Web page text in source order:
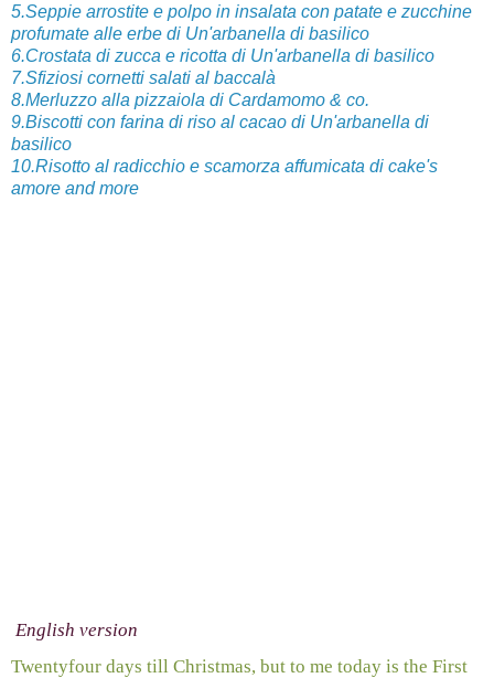
5.Seppie arrostite e polpo in insalata con patate e zucchine
profumate alle erbe di Un'arbanella di basilico
6.Crostata di zucca e ricotta di Un'arbanella di basilico
7.Sfiziosi cornetti salati al baccalà
8.Merluzzo alla pizzaiola di Cardamomo & co.
9.Biscotti con farina di riso al cacao di Un'arbanella di
basilico
10.Risotto al radicchio e scamorza affumicata di cake's
amore and more
English version
Twentyfour days till Christmas, but to me today is the First